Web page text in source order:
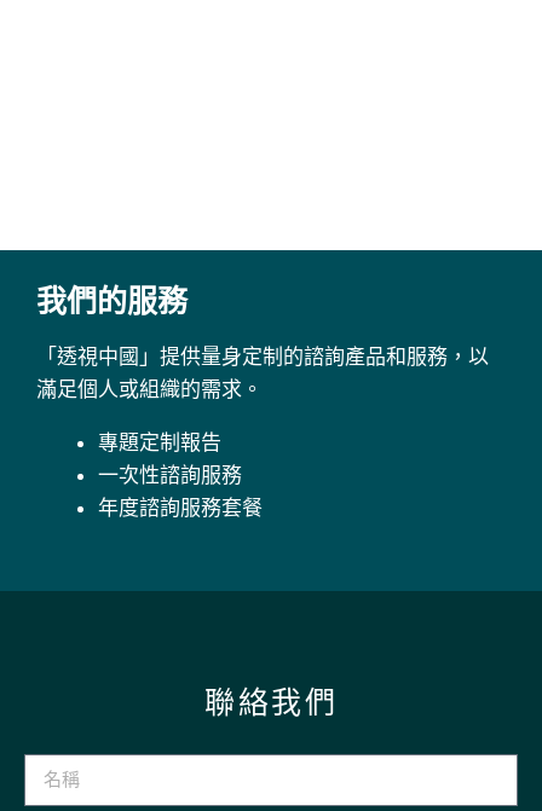
我們的服務
「透視中國」提供量身定制的諮詢產品和服務，以
滿足個人或組織的需求。
專題定制報告
一次性諮詢服務
年度諮詢服務套餐
聯絡我們